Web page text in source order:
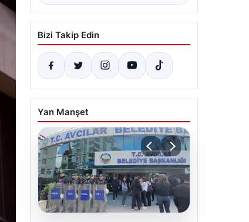
Bizi Takip Edin
Yan Manşet